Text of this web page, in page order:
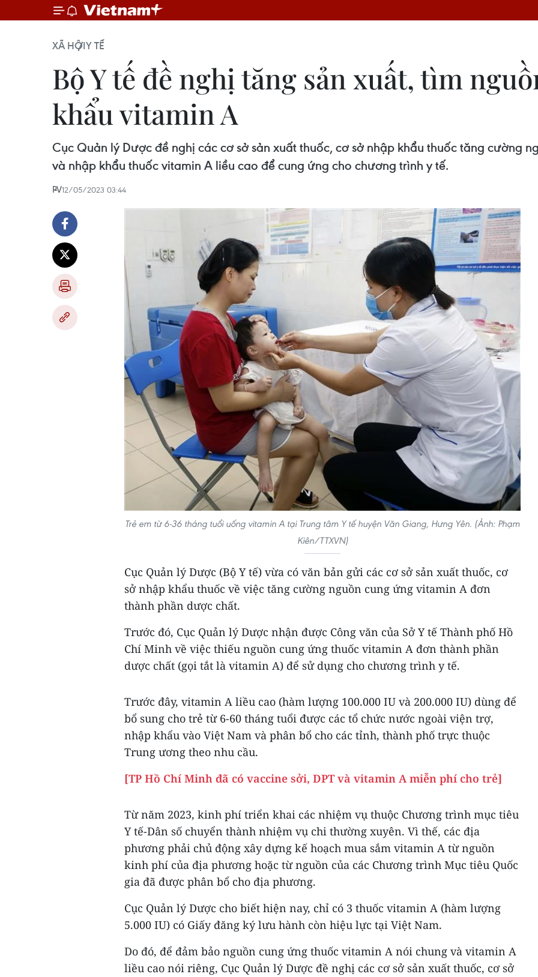
XÃ HỘIY TẾ
Bộ Y tế đề nghị tăng sản xuất, tìm
khẩu vitamin A
Cục Quản lý Dược đề nghị các cơ sở sản xuất thuốc, cơ sở nhập khẩu thuốc tăng cường
và nhập khẩu thuốc vitamin A liều cao để cung ứng cho chương trình y tế.
PV12/05/2023 03:44
Trẻ em từ 6-36 tháng tuổi uống vitamin A tại Trung tâm Y tế huyện Văn Giang, Hưng Yên. (Ảnh: Phạm
Kiên/TTXVN)
Cục Quản lý Dược (Bộ Y tế) vừa có văn bản gửi các cơ sở sản xuất thuốc, cơ
sở nhập khẩu thuốc về việc tăng cường nguồn cung ứng vitamin A đơn
thành phần dược chất.
Trước đó, Cục Quản lý Dược nhận được Công văn của Sở Y tế Thành phố Hồ
Chí Minh về việc thiếu nguồn cung ứng thuốc vitamin A đơn thành phần
dược chất (gọi tắt là vitamin A) để sử dụng cho chương trình y tế.
Trước đây, vitamin A liều cao (hàm lượng 100.000 IU và 200.000 IU) dùng để
bổ sung cho trẻ từ 6-60 tháng tuổi được các tổ chức nước ngoài viện trợ,
nhập khẩu vào Việt Nam và phân bổ cho các tỉnh, thành phố trực thuộc
Trung ương theo nhu cầu.
[TP Hồ Chí Minh đã có vaccine sởi, DPT và vitamin A miễn phí cho trẻ]
Từ năm 2023, kinh phí triển khai các nhiệm vụ thuộc Chương trình mục tiêu
Y tế-Dân số chuyển thành nhiệm vụ chi thường xuyên. Vì thế, các địa
phương phải chủ động xây dựng kế hoạch mua sắm vitamin A từ nguồn
kinh phí của địa phương hoặc từ nguồn của các Chương trình Mục tiêu Quốc
gia đã được phân bổ cho địa phương.
Cục Quản lý Dược cho biết hiện nay, chỉ có 3 thuốc vitamin A (hàm lượng
5.000 IU) có Giấy đăng ký lưu hành còn hiệu lực tại Việt Nam.
Do đó, để đảm bảo nguồn cung ứng thuốc vitamin A nói chung và vitamin A
liều cao nói riêng, Cục Quản lý Dược đề nghị các cơ sở sản xuất thuốc, cơ sở